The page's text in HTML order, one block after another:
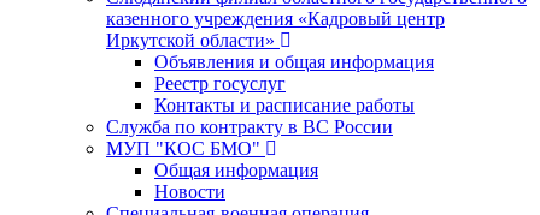
казенного учреждения «Кадровый центр
Иркутской области»
Объявления и общая информация
Реестр госуслуг
Контакты и расписание работы
Служба по контракту в ВС России
МУП "КОС БМО"
Общая информация
Новости